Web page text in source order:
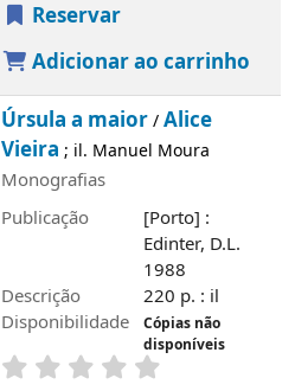
Reservar
Adicionar ao carrinho
Úrsula a maior/Alice
Vieira ; il. Manuel Moura
Monografias
Publicação
[Porto] :
Edinter, D.L.
1988
Descrição
220 p. : il
Disponibilidade
Cópias não
disponíveis